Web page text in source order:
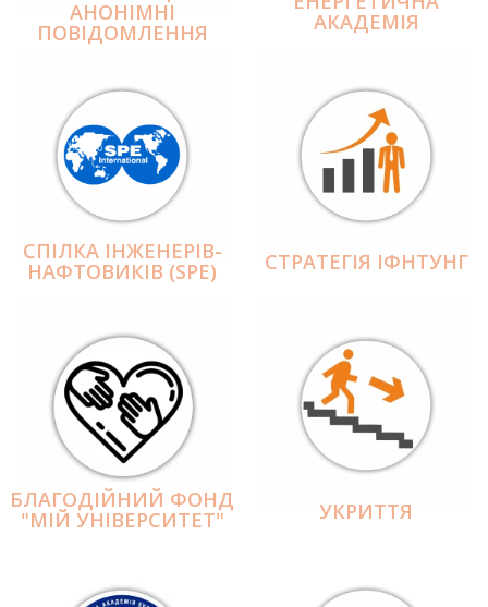
АНОНІМНІ
ПОВІДОМЛЕННЯ АКАДЕМІЯ
СПІЛКА ІНЖЕНЕРІВ-
НАФТОВИКІВ (SPE) СТРАТЕГІЯ ІФНТУНГ
БЛАГОДІЙНИЙ ФОНД
"МІЙ УНІВЕРСИТЕТ" УКРИТТЯ